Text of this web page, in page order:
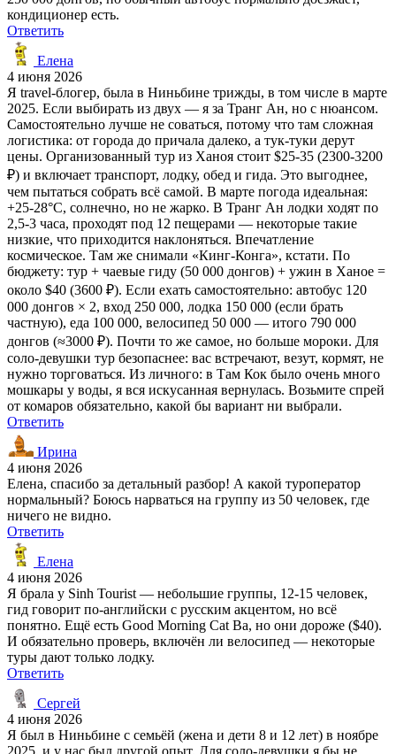
кондиционер есть.
Ответить
Елена
4 июня 2026
Я travel-блогер, была в Ниньбине трижды, в том числе в марте
2025. Если выбирать из двух — я за Транг Ан, но с нюансом.
Самостоятельно лучше не соваться, потому что там сложная
логистика: от города до причала далеко, а тук-туки дерут
цены. Организованный тур из Ханоя стоит $25-35 (2300-3200
₽) и включает транспорт, лодку, обед и гида. Это выгоднее,
чем пытаться собрать всё самой. В марте погода идеальная:
+25-28°C, солнечно, но не жарко. В Транг Ан лодки ходят по
2,5-3 часа, проходят под 12 пещерами — некоторые такие
низкие, что приходится наклоняться. Впечатление
космическое. Там же снимали «Кинг-Конга», кстати. По
бюджету: тур + чаевые гиду (50 000 донгов) + ужин в Ханое =
около $40 (3600 ₽). Если ехать самостоятельно: автобус 120
000 донгов × 2, вход 250 000, лодка 150 000 (если брать
частную), еда 100 000, велосипед 50 000 — итого 790 000
донгов (≈3000 ₽). Почти то же самое, но больше мороки. Для
соло-девушки тур безопаснее: вас встречают, везут, кормят, не
нужно торговаться. Из личного: в Там Кок было очень много
мошкары у воды, я вся искусанная вернулась. Возьмите спрей
от комаров обязательно, какой бы вариант ни выбрали.
Ответить
Ирина
4 июня 2026
Елена, спасибо за детальный разбор! А какой туроператор
нормальный? Боюсь нарваться на группу из 50 человек, где
ничего не видно.
Ответить
Елена
4 июня 2026
Я брала у Sinh Tourist — небольшие группы, 12-15 человек,
гид говорит по-английски с русским акцентом, но всё
понятно. Ещё есть Good Morning Cat Ba, но они дороже ($40).
И обязательно проверь, включён ли велосипед — некоторые
туры дают только лодку.
Ответить
Сергей
4 июня 2026
Я был в Ниньбине с семьёй (жена и дети 8 и 12 лет) в ноябре
2025, и у нас был другой опыт. Для соло-девушки я бы не